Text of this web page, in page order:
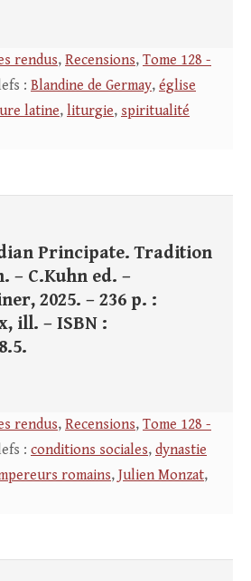
rendus, Recensions, Tome 128 -
: Blandine de Germay, église
latine, liturgie, spiritualité
Principate. Tradition
– C.Kuhn ed. –
2025. – 236 p. :
ill. – ISBN :
rendus, Recensions, Tome 128 -
: conditions sociales, dynastie
romains, Julien Monzat,